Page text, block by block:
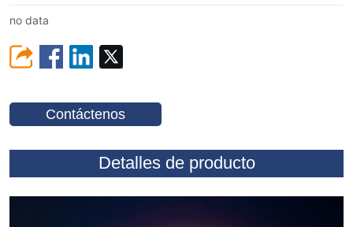
no data
Contáctenos
Detalles de producto